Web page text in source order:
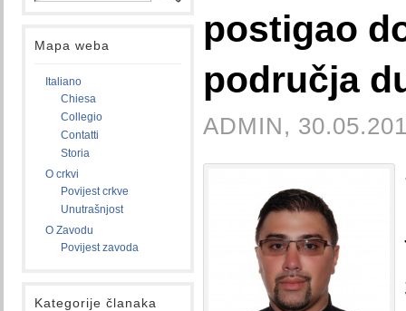
Mapa weba
Italiano
Chiesa
Collegio
Contatti
Storia
O crkvi
Povijest crkve
Unutrašnjost
O Zavodu
Povijest zavoda
Kategorije članaka
postigao
područja
ADMIN,